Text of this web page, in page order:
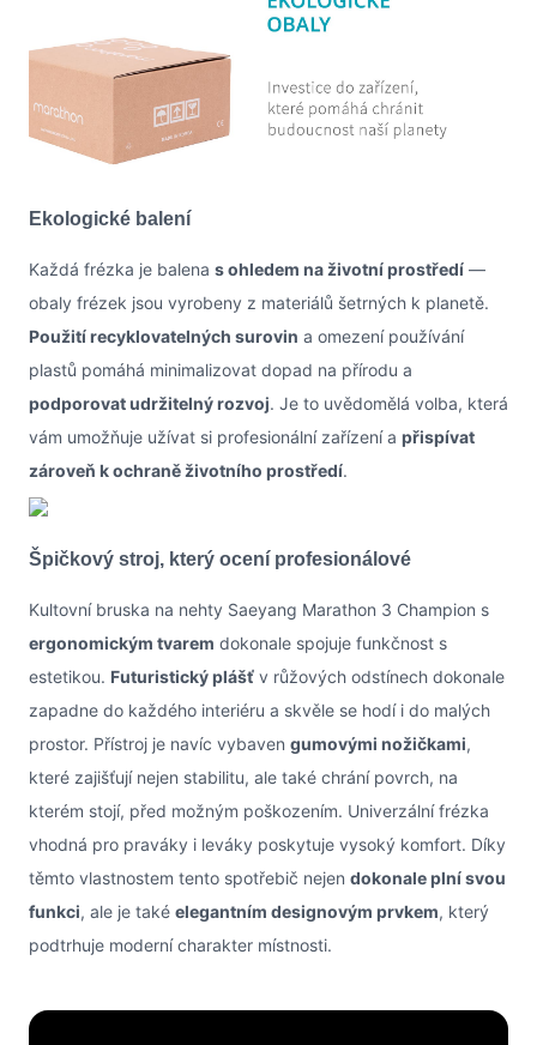
Ekologické balení
Každá frézka je balena s ohledem na životní prostředí —
obaly frézek jsou vyrobeny z materiálů šetrných k planetě.
Použití recyklovatelných surovin a omezení používání
plastů pomáhá minimalizovat dopad na přírodu a
podporovat udržitelný rozvoj. Je to uvědomělá volba, která
vám umožňuje užívat si profesionální zařízení a přispívat
zároveň k ochraně životního prostředí.
Špičkový stroj, který ocení profesionálové
Kultovní bruska na nehty Saeyang Marathon 3 Champion s
ergonomickým tvarem dokonale spojuje funkčnost s
estetikou. Futuristický plášť v růžových odstínech dokonale
zapadne do každého interiéru a skvěle se hodí i do malých
prostor. Přístroj je navíc vybaven gumovými nožičkami,
které zajišťují nejen stabilitu, ale také chrání povrch, na
kterém stojí, před možným poškozením. Univerzální frézka
vhodná pro praváky i leváky poskytuje vysoký komfort. Díky
těmto vlastnostem tento spotřebič nejen dokonale plní svou
funkci, ale je také elegantním designovým prvkem, který
podtrhuje moderní charakter místnosti.